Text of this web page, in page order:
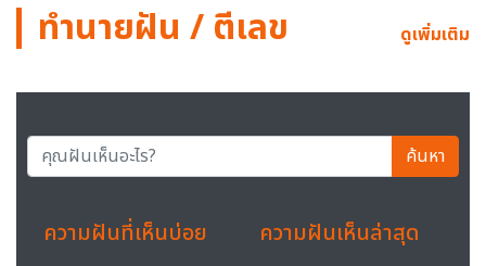
ทำนายฝัน / ตีเลข ดูเพิ่มเติม
ค้นหา
ความฝันที่เห็นบ่อย ความฝันเห็นล่าสุด